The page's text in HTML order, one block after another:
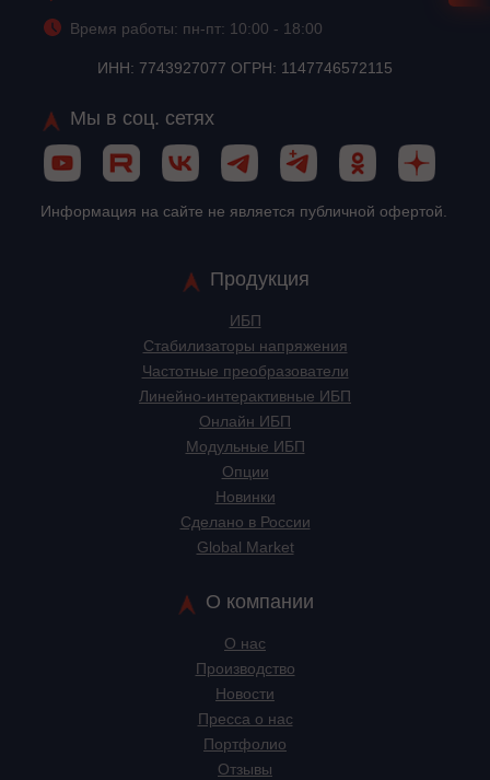
Время работы: пн-пт: 10:00 - 18:00
ИНН: 7743927077 ОГРН: 1147746572115
Мы в соц. сетях
Информация на сайте не является публичной офертой.
Продукция
ИБП
Стабилизаторы напряжения
Частотные преобразователи
Линейно-интерактивные ИБП
Онлайн ИБП
Модульные ИБП
Опции
Новинки
Сделано в России
Global Market
О компании
О нас
Производство
Новости
Пресса о нас
Портфолио
Отзывы